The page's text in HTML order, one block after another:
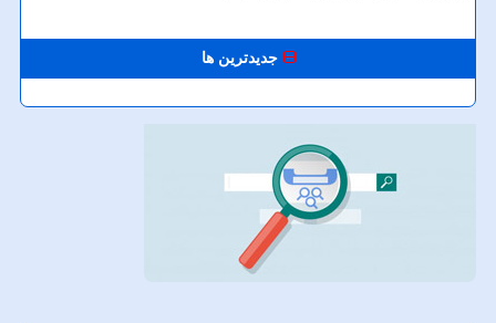
جدیدترین ها